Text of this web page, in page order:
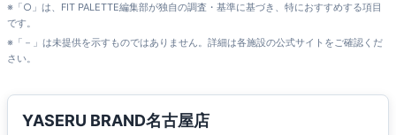
※「○」は、FIT PALETTE編集部が独自の調査・基準に基づき、特におすすめする項目
です。
※「－」は未提供を示すものではありません。詳細は各施設の公式サイトをご確認くだ
さい。
YASERU BRAND名古屋店